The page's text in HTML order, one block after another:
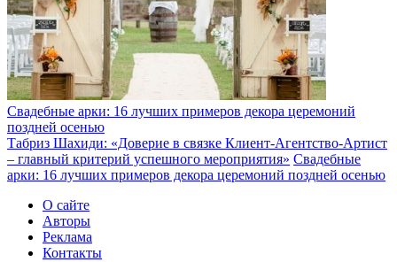
Свадебные арки: 16 лучших примеров декора церемоний
поздней осенью
Табриз Шахиди: «Доверие в связке Клиент-Агентство-Артист
– главный критерий успешного мероприятия» Свадебные
арки: 16 лучших примеров декора церемоний поздней осенью
О сайте
Авторы
Реклама
Контакты